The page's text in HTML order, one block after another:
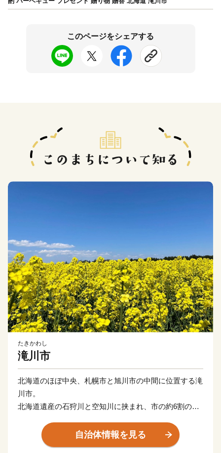
このページをシェアする
たきかわし
滝川市
北海道のほぼ中央、札幌市と旭川市の中間に位置する滝
川市。
北海道遺産の石狩川と空知川に挟まれ、市の約6割の地
市です。
夏は30℃を越え、冬は-20℃を下回る夏と冬の寒暖の差
自治体情報を見る